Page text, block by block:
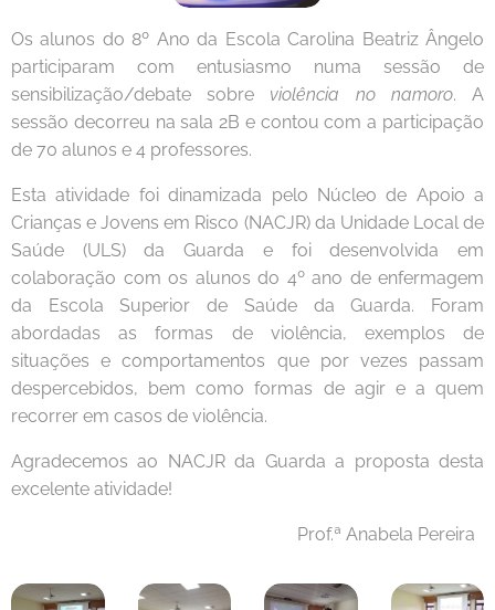
Os alunos do 8º Ano da Escola Carolina Beatriz Ângelo
participaram com entusiasmo numa sessão de
sensibilização/debate sobre violência no namoro. A
sessão decorreu na sala 2B e contou com a participação
de 70 alunos e 4 professores.
Esta atividade foi dinamizada pelo Núcleo de Apoio a
Crianças e Jovens em Risco (NACJR) da Unidade Local de
Saúde (ULS) da Guarda e foi desenvolvida em
colaboração com os alunos do 4º ano de enfermagem
da Escola Superior de Saúde da Guarda. Foram
abordadas as formas de violência, exemplos de
situações e comportamentos que por vezes passam
despercebidos, bem como formas de agir e a quem
recorrer em casos de violência.
Agradecemos ao NACJR da Guarda a proposta desta
excelente atividade!
Prof.ª Anabela Pereira